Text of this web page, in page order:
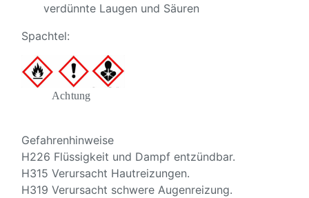
verdünnte Laugen und Säuren
Spachtel:
Achtung
Gefahrenhinweise
H226 Flüssigkeit und Dampf entzündbar.
H315 Verursacht Hautreizungen.
H319 Verursacht schwere Augenreizung.